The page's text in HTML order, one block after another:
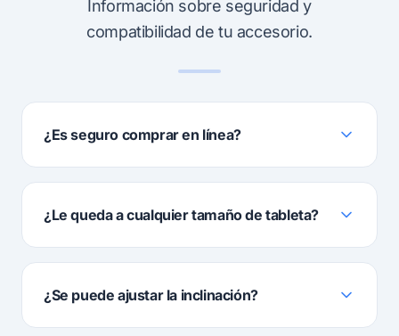
Información sobre seguridad y
compatibilidad de tu accesorio.
¿Es seguro comprar en línea?
¿Le queda a cualquier tamaño de tableta?
¿Se puede ajustar la inclinación?